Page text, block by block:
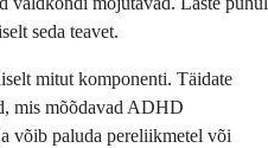
seda teavet.
mitut komponenti. Täidate
mis mõõdavad ADHD
võib paluda pereliikmetel või